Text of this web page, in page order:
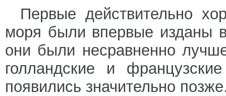
Первые действительно
моря были впервые изданы
они были несравненно
голландские и
появились значительно